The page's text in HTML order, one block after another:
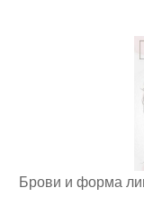
Брови и форма